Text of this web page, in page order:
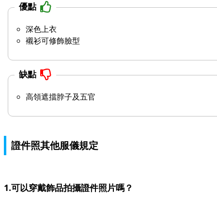
優點
深色上衣
襯衫可修飾臉型
缺點
高領遮擋脖子及五官
證件照其他服儀規定
1.可以穿戴飾品拍攝證件照片嗎？